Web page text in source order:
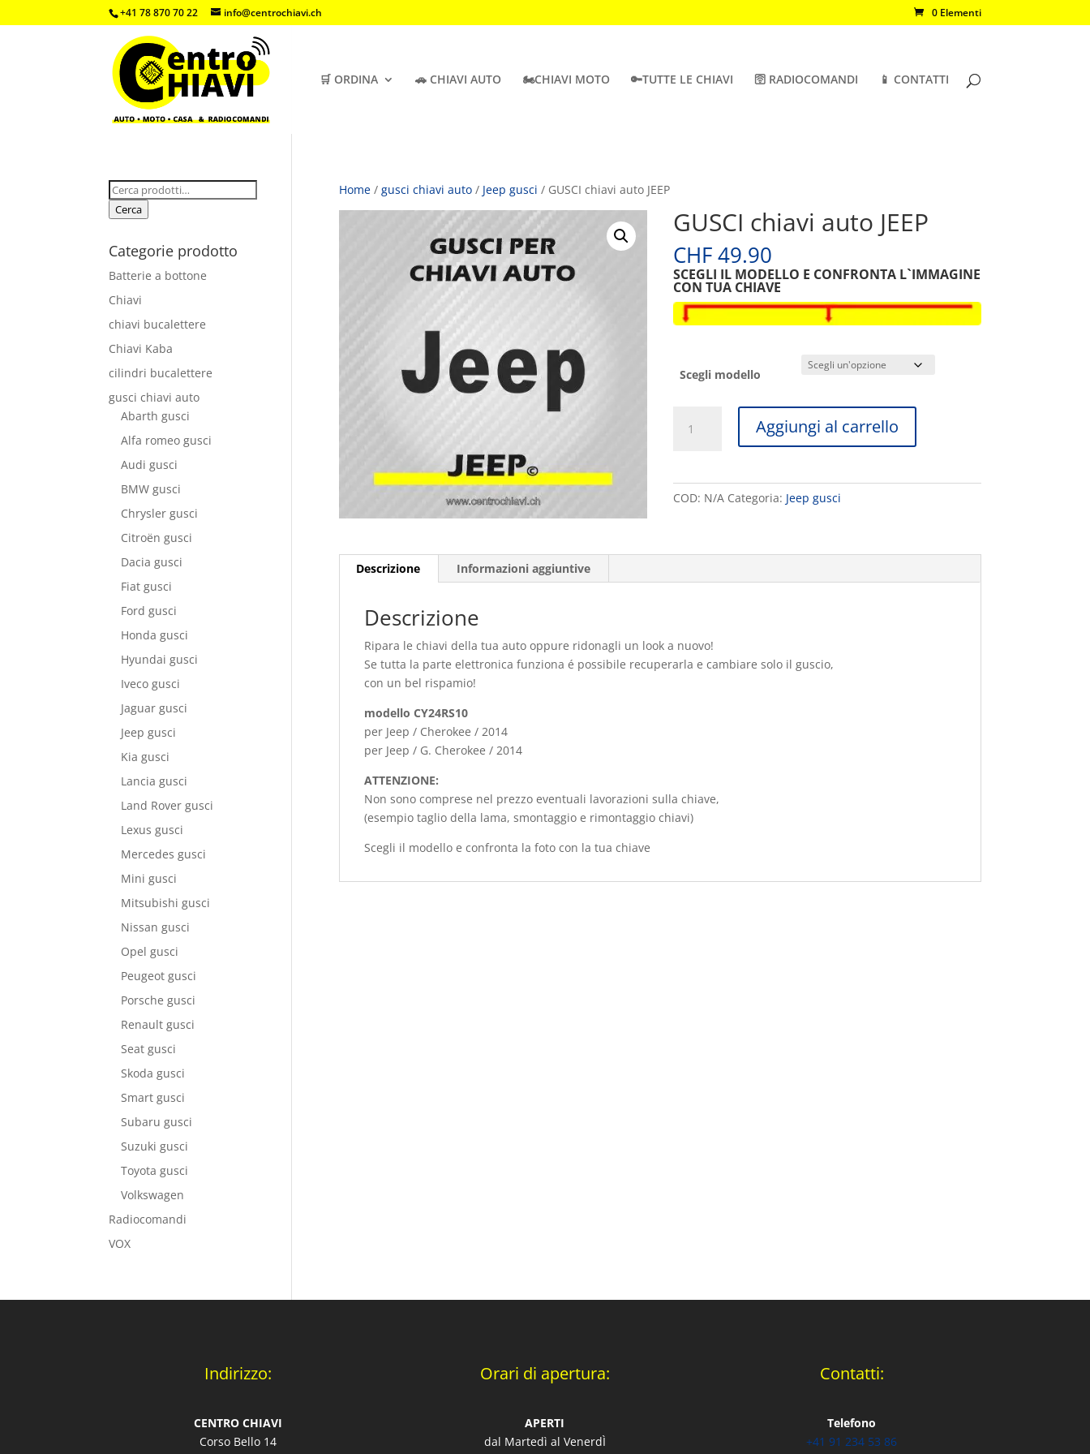
+41 78 870 70 22 info@centrochiavi.ch 0 Elementi
🛒 ORDINA 🚗 CHIAVI AUTO 🏍️CHIAVI MOTO 🔑TUTTE LE CHIAVI 🛜 RADIOCOMANDI 📱 CONTATTI
Home/ gusci chiavi auto/ Jeep gusci / GUSCI chiavi auto JEEP
GUSCI chiavi auto JEEP
CHF49.90
SCEGLI IL MODELLO E CONFRONTA L`IMMAGINE
CON TUA CHIAVE
Scegli modello
chiavi
Aggiungi al carrello
v
COD: N/A Categoria: Jeep gusci
Descrizione Informazioni aggiuntive
Descrizione
Ripara le chiavi della tua auto oppure ridonagli un look a nuovo!
Se tutta la parte elettronica funziona é possibile recuperarla e cambiare solo il guscio,
con un bel rispamio!
modello CY24RS10
per Jeep / Cherokee / 2014
per Jeep / G. Cherokee / 2014
ATTENZIONE:
Non sono comprese nel prezzo eventuali lavorazioni sulla chiave,
(esempio taglio della lama, smontaggio e rimontaggio chiavi)
Scegli il modello e confronta la foto con la tua chiave
Cerca:
Cerca
Categorie prodotto
Batterie a bottone
Chiavi
chiavi bucalettere
Chiavi Kaba
cilindri bucalettere
gusci chiavi auto
Abarth gusci
Alfa romeo gusci
Audi gusci
BMW gusci
Chrysler gusci
Citroën gusci
Dacia gusci
Fiat gusci
Ford gusci
Honda gusci
Hyundai gusci
Iveco gusci
Jaguar gusci
Jeep gusci
Kia gusci
Lancia gusci
Land Rover gusci
Lexus gusci
Mercedes gusci
Mini gusci
Mitsubishi gusci
Nissan gusci
Opel gusci
Peugeot gusci
Porsche gusci
Renault gusci
Seat gusci
Skoda gusci
Smart gusci
Subaru gusci
Suzuki gusci
Toyota gusci
Volkswagen
Radiocomandi
VOX
Indirizzo:
CENTRO CHIAVI
Corso Bello 14
Orari di apertura:
APERTI
dal Martedì al VenerdÌ
Contatti:
Telefono
+41 91 234 53 86